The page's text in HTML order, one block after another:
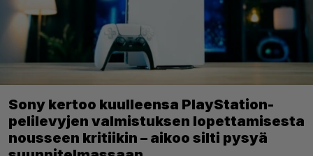
Sony kertoo kuulleensa PlayStation-
pelilevyjen valmistuksen lopettamisesta
nousseen kritiikin – aikoo silti pysyä